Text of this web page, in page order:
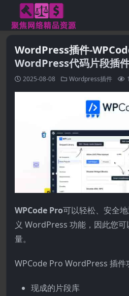
WordPress插件-
WordPress代码片段插
2025-08-08 Wordpress插件
WPCode Pro可以轻松、安全
义 WordPress 功能，因此您
量。
WPCode Pro WordPress 插件
现成的片段库